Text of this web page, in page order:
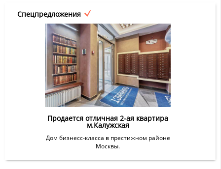
Спецпредложения
Продается отличная 2-ая квартира
м.Калужская
Дом бизнесс-класса в престижном районе
Москвы.